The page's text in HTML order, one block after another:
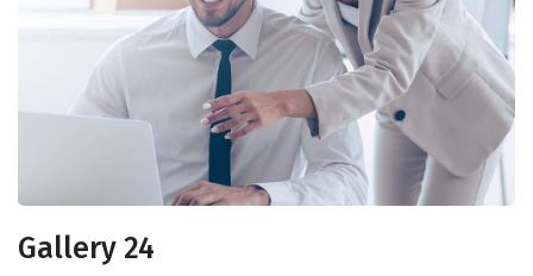
Gallery 24